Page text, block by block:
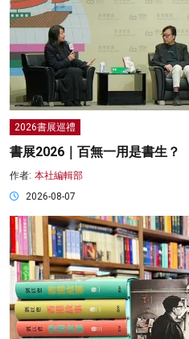
2026書展巡禮
書展2026｜百無一用是書生？
作者: 本社編輯部
2026-08-07